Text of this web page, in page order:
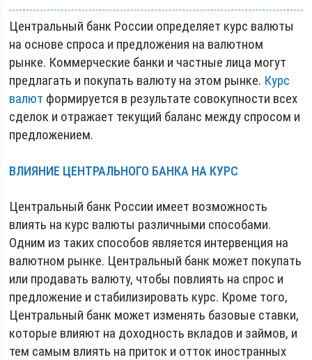
Центральный банк России определяет курс валюты
на основе спроса и предложения на валютном
рынке. Коммерческие банки и частные лица могут
предлагать и покупать валюту на этом рынке. Курс
валют формируется в результате совокупности всех
сделок и отражает текущий баланс между спросом и
предложением.
ВЛИЯНИЕ ЦЕНТРАЛЬНОГО БАНКА НА КУРС
Центральный банк России имеет возможность
влиять на курс валюты различными способами.
Одним из таких способов является интервенция на
валютном рынке. Центральный банк может покупать
или продавать валюту, чтобы повлиять на спрос и
предложение и стабилизировать курс. Кроме того,
Центральный банк может изменять базовые ставки,
которые влияют на доходность вкладов и займов, и
тем самым влиять на приток и отток иностранных